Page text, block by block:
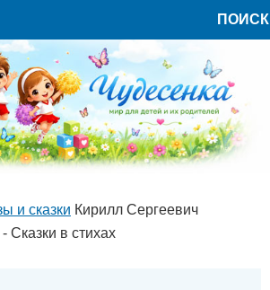
ПОИСК
и сказки Кирилл Сергеевич
Сказки в стихах